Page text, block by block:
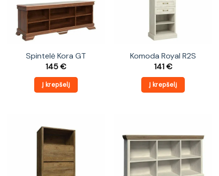
Spintelė Kora GT
145€
Į krepšelį
Komoda Royal R2S
141€
Į krepšelį